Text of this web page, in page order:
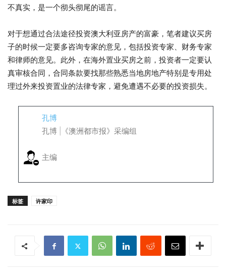
不真实，是一个彻头彻尾的谣言。
对于想通过合法途径投资澳大利亚房产的富豪，笔者建议买房
子的时候一定要多咨询专家的意见，包括投资专家、财务专家
和律师的意见。此外，在海外置业买房之前，投资者一定要认
真审核合同，合同条款要找那些熟悉当地房地产特别是专用处
理过外来投资置业的法律专家，避免遭遇不必要的投资损失。
孔博
孔博 |《澳洲都市报》采编组
主编
标签 许家印